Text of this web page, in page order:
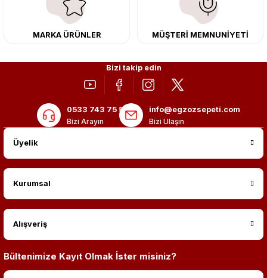
MARKA ÜRÜNLER MÜŞTERİ MEMNUNİYETİ
Bizi takip edin
0533 743 75 56
Bizi Arayın
info@egzozsepeti.com
Bizi Ulaşın
Üyelik
Kurumsal
Alışveriş
Bültenimize Kayıt Olmak İster misiniz?